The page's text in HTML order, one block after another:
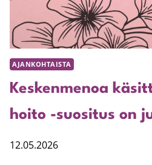
AJANKOHTAISTA
Keskenmenoa
hoito -suositus on
12.05.2026